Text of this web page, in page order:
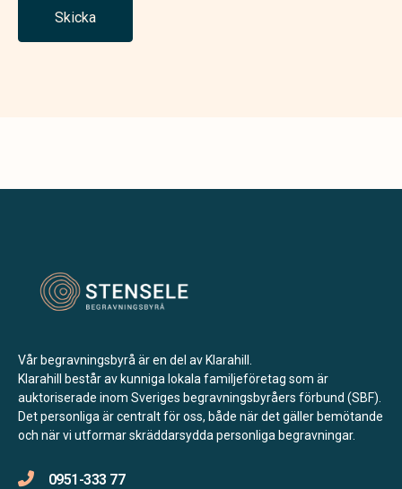
Skicka
Vår begravningsbyrå är en del av Klarahill.
Klarahill består av kunniga lokala familjeföretag som är
auktoriserade inom Sveriges begravningsbyråers förbund (SBF).
Det personliga är centralt för oss, både när det gäller bemötande
och när vi utformar skräddarsydda personliga begravningar.
0951-333 77